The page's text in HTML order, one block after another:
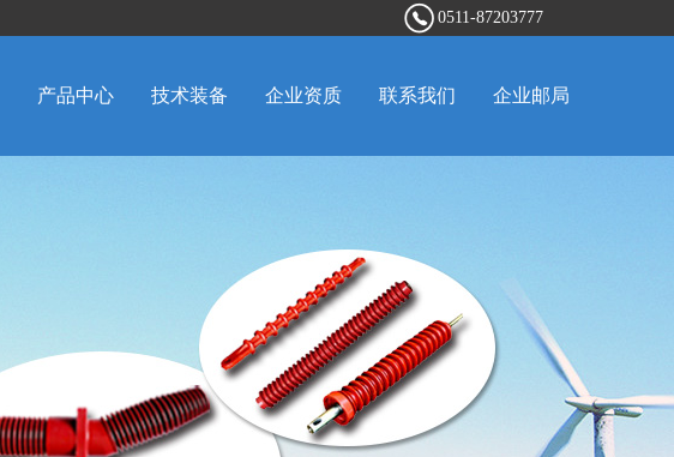
0511-87203777
产品中心 技术装备 企业资质 联系我们 企业邮局